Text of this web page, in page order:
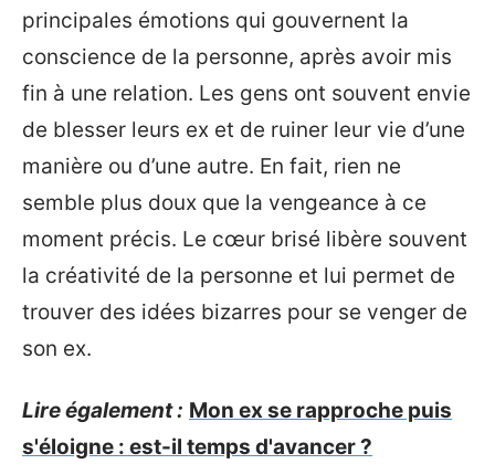
principales émotions qui gouvernent la
conscience de la personne, après avoir mis
fin à une relation. Les gens ont souvent envie
de blesser leurs ex et de ruiner leur vie d’une
manière ou d’une autre. En fait, rien ne
semble plus doux que la vengeance à ce
moment précis. Le cœur brisé libère souvent
la créativité de la personne et lui permet de
trouver des idées bizarres pour se venger de
son ex.
Lire également : Mon ex se rapproche puis
s'éloigne : est-il temps d'avancer ?